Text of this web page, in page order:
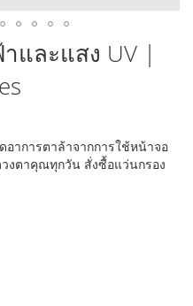
และแสง UV |
าการตาล้าจากการใช้หน้าจอ
งตาคุณทุกวัน สั่งซื้อแว่นกรอง